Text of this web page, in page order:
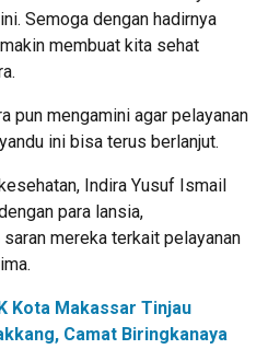
Semoga dengan hadirnya
membuat kita sehat
pun mengamini agar pelayanan
ini bisa terus berlanjut.
Indira Yusuf Ismail
para lansia,
mereka terkait pelayanan
Kota Makassar Tinjau
Camat Biringkanaya